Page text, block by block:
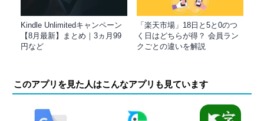
Kindle Unlimitedキャンペーン
【8月最新】まとめ｜3ヵ月99
円など
「楽天市場」18日と5と0のつ
く日はどちらが得？ 会員ラン
クごとの違いを解説
このアプリを見た人はこんなアプリも見ています